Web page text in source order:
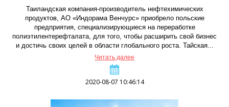
Таиландская компания-производитель нефтехимических
продуктов, АО «Индорама Венчурс» приобрело польские
предприятия, специализирующиеся на переработке
полиэтилентерефталата, для того, чтобы расширить свой бизнес
и достичь своих целей в области глобального роста. Тайская...
Читать далее
2020-08-07 10:46:14